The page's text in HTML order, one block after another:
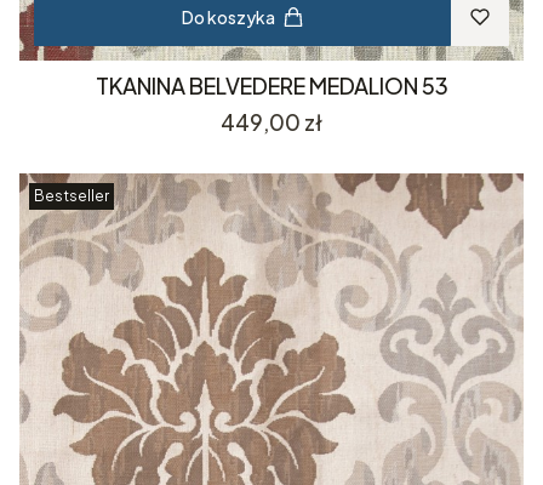
Do koszyka
TKANINA BELVEDERE MEDALION 53
Cena
449,00 zł
Bestseller